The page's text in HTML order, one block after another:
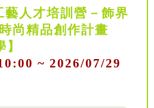
人才培訓營－飾界
尚精品創作計畫
~ 2026/07/29